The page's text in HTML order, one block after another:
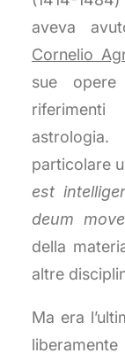
aveva
Cornelio
sue
riferimenti
particolare
est
deum
della
altre
Ma era